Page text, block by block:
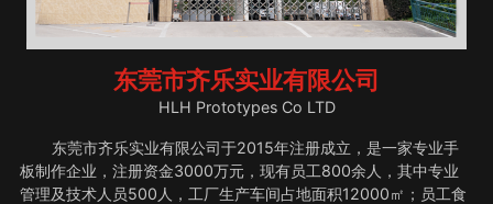
东莞市齐乐实业有限公司
HLH Prototypes Co LTD
东莞市齐乐实业有限公司于2015年注册成立，是一家专业手
板制作企业，注册资金3000万元，现有员工800余人，其中专业
管理及技术人员500人，工厂生产车间占地面积12000㎡；员工食